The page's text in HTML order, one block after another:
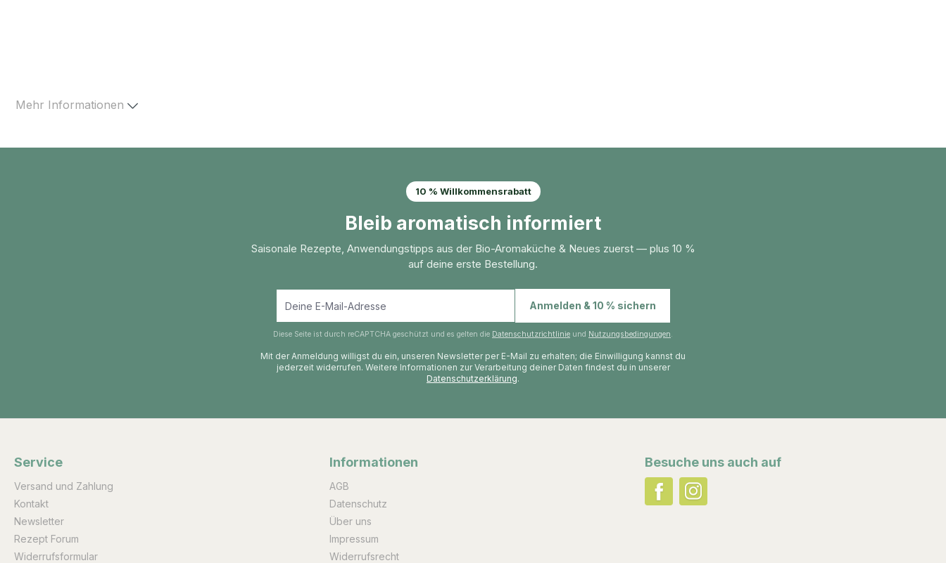
Mehr Informationen
10 % Willkommensrabatt
Bleib aromatisch informiert
Saisonale Rezepte, Anwendungstipps aus der Bio-Aromaküche & Neues zuerst — plus 10 %
auf deine erste Bestellung.
Anmelden & 10 % sichern
Diese Seite ist durch reCAPTCHA geschützt und es gelten die Datenschutzrichtlinie und Nutzungsbedingungen.
Mit der Anmeldung willigst du ein, unseren Newsletter per E-Mail zu erhalten; die Einwilligung kannst du
jederzeit widerrufen. Weitere Informationen zur Verarbeitung deiner Daten findest du in unserer
Datenschutzerklärung.
Service
Versand und Zahlung
Kontakt
Newsletter
Rezept Forum
Widerrufsformular
Informationen
AGB
Datenschutz
Über uns
Impressum
Widerrufsrecht
Besuche uns auch auf